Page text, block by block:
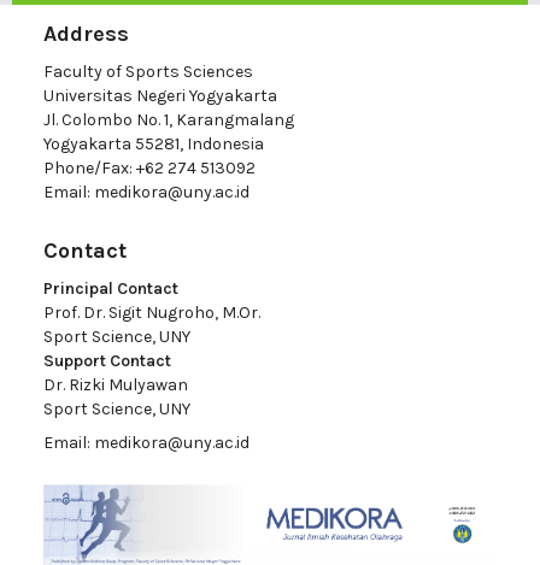
Address
Faculty of Sports Sciences
Universitas Negeri Yogyakarta
Jl. Colombo No. 1, Karangmalang
Yogyakarta 55281, Indonesia
Phone/Fax: +62 274 513092
Email: medikora@uny.ac.id
Contact
Principal Contact
Prof. Dr. Sigit Nugroho, M.Or.
Sport Science, UNY
Support Contact
Dr. Rizki Mulyawan
Sport Science, UNY
Email: medikora@uny.ac.id